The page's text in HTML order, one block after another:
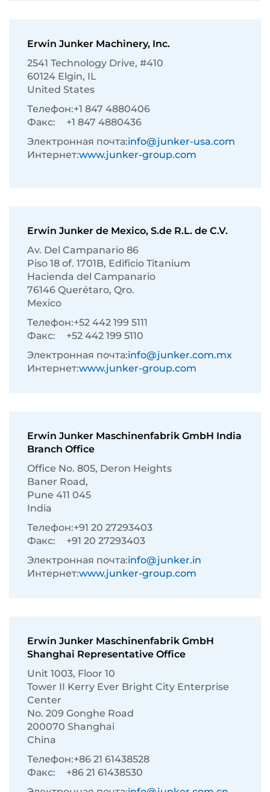
Erwin Junker Machinery, Inc.
2541 Technology Drive, #410
60124 Elgin, IL
United States
Телефон:+1 847 4880406
Факс:
+1 847 4880436
Электронная почта:info@junker-usa.com
Интернет:www.junker-group.com
Erwin Junker de Mexico, S.de R.L. de C.V.
Av. Del Campanario 86
Piso 18 of. 1701B, Edificio Titanium
Hacienda del Campanario
76146 Querétaro, Qro.
Mexico
Телефон:+52 442 199 5111
Факс:
+52 442 199 5110
Электронная почта:info@junker.com.mx
Интернет:www.junker-group.com
Erwin Junker Maschinenfabrik GmbH India
Branch Office
Ofﬁce No. 805, Deron Heights
Baner Road,
Pune 411 045
India
Телефон:+91 20 27293403
Факс:
+91 20 27293403
Электронная почта:info@junker.in
Интернет:www.junker-group.com
Erwin Junker Maschinenfabrik GmbH
Shanghai Representative Office
Unit 1003, Floor 10
Tower II Kerry Ever Bright City Enterprise
Center
No. 209 Gonghe Road
200070 Shanghai
China
Телефон:+86 21 61438528
Факс:
+86 21 61438530